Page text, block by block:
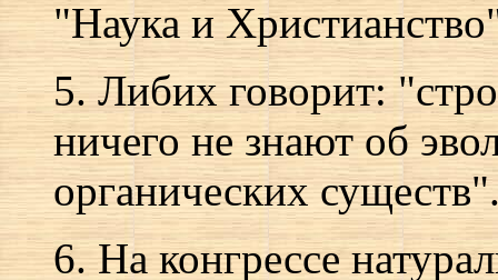
"Наука и
5. Либих говорит:
ничего не знают об
органических
6. На конгрессе